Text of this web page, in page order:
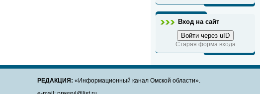
Вход на сайт
Войти через uID
Старая форма входа
РЕДАКЦИЯ: «Информационный канал Омской области».